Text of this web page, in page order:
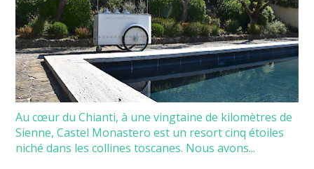
Au cœur du Chianti, à une vingtaine de kilomètres de
Sienne, Castel Monastero est un resort cinq étoiles
niché dans les collines toscanes. Nous avons...